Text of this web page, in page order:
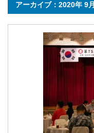
アーカイブ：2020年 9月